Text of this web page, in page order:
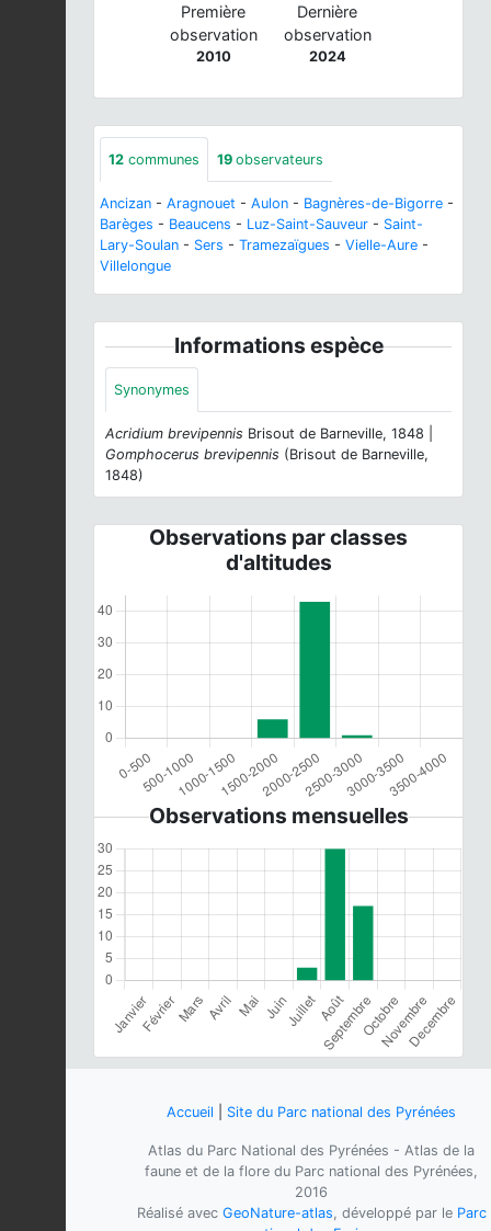
Première
observation
2010
Dernière
observation
2024
12 communes 19 observateurs
Ancizan - Aragnouet - Aulon - Bagnères-de-Bigorre -
Barèges - Beaucens - Luz-Saint-Sauveur - Saint-
Lary-Soulan - Sers - Tramezaïgues - Vielle-Aure -
Villelongue
Informations espèce
Synonymes
Acridium brevipennis Brisout de Barneville, 1848 |
Gomphocerus brevipennis (Brisout de Barneville,
1848)
Observations par classes
d'altitudes
Observations mensuelles
Accueil Site du Parc national des Pyrénées
Atlas du Parc National des Pyrénées - Atlas de la
faune et de la flore du Parc national des Pyrénées,
2016
Réalisé avec GeoNature-atlas, développé par le Parc